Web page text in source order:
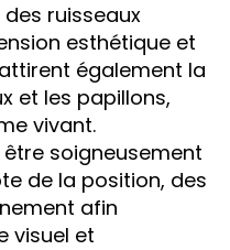
ruisseaux
esthétique et
également la
et les papillons,
vivant.
soigneusement
de la position, des
afin
visuel et